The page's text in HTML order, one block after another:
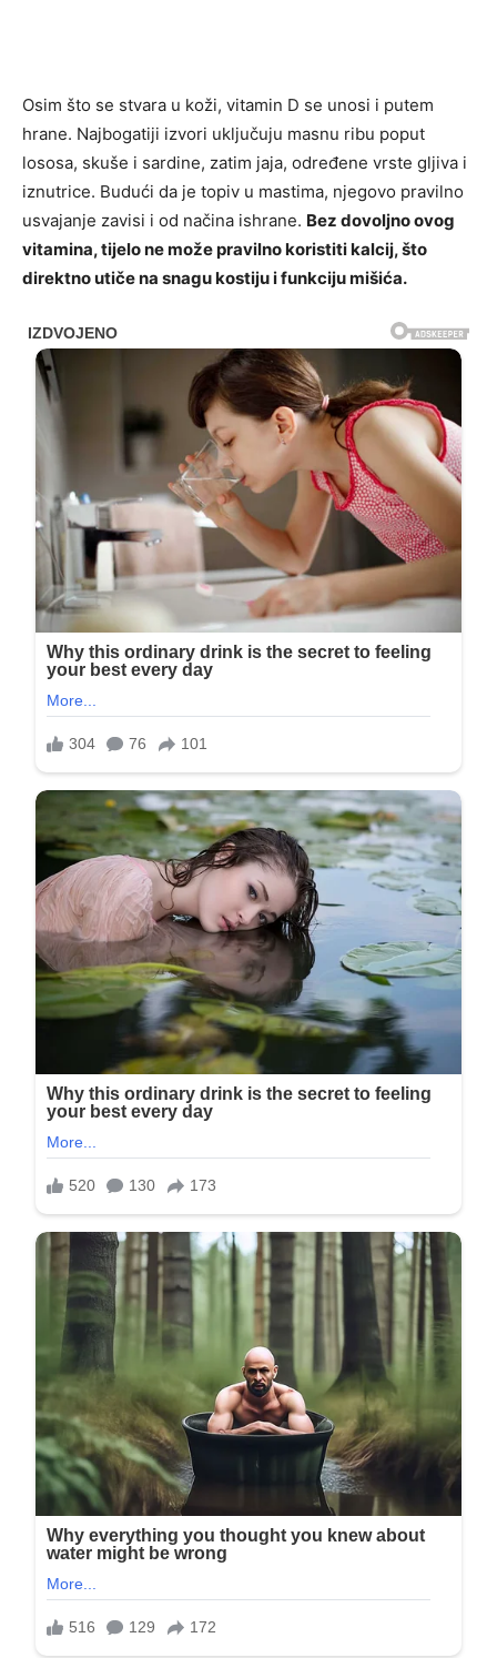
Osim što se stvara u koži, vitamin D se unosi i putem
hrane. Najbogatiji izvori uključuju masnu ribu poput
lososa, skuše i sardine, zatim jaja, određene vrste gljiva i
iznutrice. Budući da je topiv u mastima, njegovo pravilno
usvajanje zavisi i od načina ishrane. Bez dovoljno ovog
vitamina, tijelo ne može pravilno koristiti kalcij, što
direktno utiče na snagu kostiju i funkciju mišića.